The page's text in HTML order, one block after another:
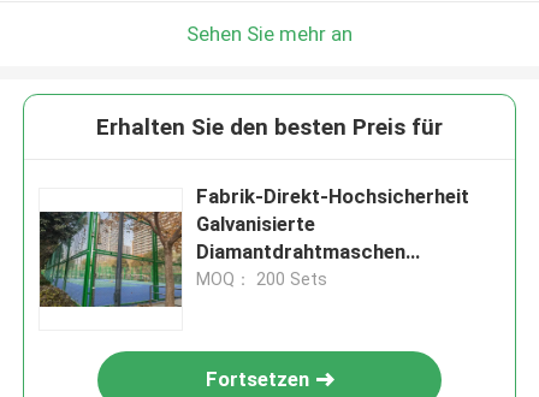
Sehen Sie mehr an
Erhalten Sie den besten Preis für
Fabrik-Direkt-Hochsicherheit
Galvanisierte
Diamantdrahtmaschen
Kettenverbindung Zaun Für
MOQ： 200 Sets
Fortsetzen